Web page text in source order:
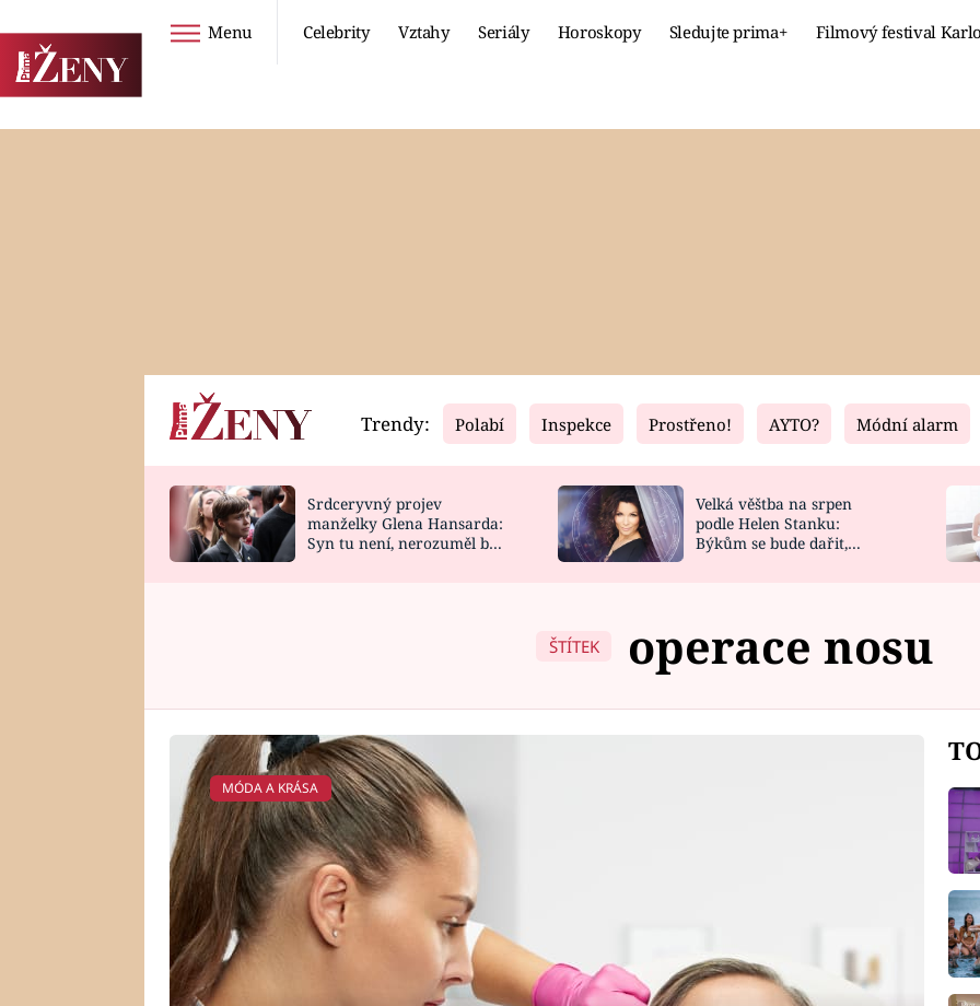
Menu Celebrity Vztahy Seriály Horoskopy Sledujte prima+ Filmový festival
Horoskopy
HOROSKOP NA
Video
CELEBRITY
VAŘENÍ
Fresh
NOVINKY
VIDEORECEPTY
Living
DESIGN
Trendy: Polabí Inspekce Prostřeno! AYTO? Módní alarm
Srdceryvný projev
manželky Glena Hansarda:
Syn tu není, nerozuměl by
Velká věštba na srpen
podle Helen Stanku:
Býkům se bude dařit,
ŠTÍTEK operace nosu
MÓDA A KRÁSA